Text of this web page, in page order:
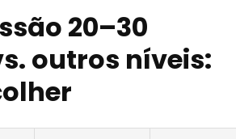
20–30
outros níveis: